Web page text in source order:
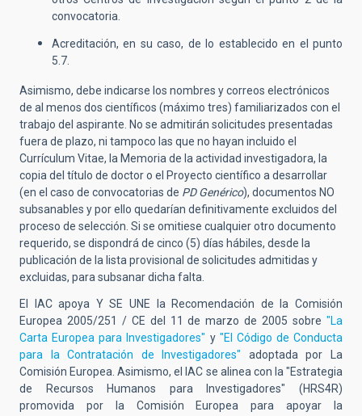
convocatoria.
Acreditación, en su caso, de lo establecido en el punto
5.7.
Asimismo, debe indicarse los nombres y correos electrónicos
de al menos dos científicos (máximo tres) familiarizados con el
trabajo del aspirante. No se admitirán solicitudes presentadas
fuera de plazo, ni tampoco las que no hayan incluido el
Currículum Vitae, la Memoria de la actividad investigadora, la
copia del título de doctor o el Proyecto científico a desarrollar
(en el caso de convocatorias de PD Genérico), documentos NO
subsanables y por ello quedarían definitivamente excluidos del
proceso de selección. Si se omitiese cualquier otro documento
requerido, se dispondrá de cinco (5) días hábiles, desde la
publicación de la lista provisional de solicitudes admitidas y
excluidas, para subsanar dicha falta.
El IAC apoya Y SE UNE la Recomendación de la Comisión
Europea 2005/251 / CE del 11 de marzo de 2005 sobre "La
Carta Europea para Investigadores" y "El Código de Conducta
para la Contratación de Investigadores" adoptada por La
Comisión Europea. Asimismo, el IAC se alinea con la "Estrategia
de Recursos Humanos para Investigadores" (HRS4R)
promovida por la Comisión Europea para apoyar la